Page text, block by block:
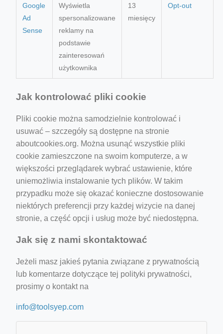
Google
Ad
Sense
Wyświetla
spersonalizowane
reklamy na
podstawie
zainteresowań
użytkownika
13
miesięcy
Opt-out
Jak kontrolować pliki cookie
Pliki cookie można samodzielnie kontrolować i
usuwać – szczegóły są dostępne na stronie
aboutcookies.org. Można usunąć wszystkie pliki
cookie zamieszczone na swoim komputerze, a w
większości przeglądarek wybrać ustawienie, które
uniemożliwia instalowanie tych plików. W takim
przypadku może się okazać konieczne dostosowanie
niektórych preferencji przy każdej wizycie na danej
stronie, a część opcji i usług może być niedostępna.
Jak się z nami skontaktować
Jeżeli masz jakieś pytania związane z prywatnością
lub komentarze dotyczące tej polityki prywatności,
prosimy o kontakt na
info@toolsyep.com